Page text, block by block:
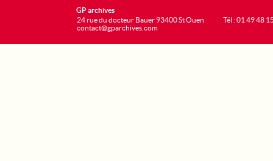
GP archives
24 rue du docteur Bauer 93400 St Ouen
contact@gparchives.com
Tél : 01 49 48